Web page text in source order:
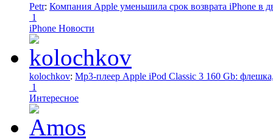
Petr: Компания Apple уменьшила срок возврата iPhone в
1
iPhone Новости
kolochkov: Mp3-плеер Apple iPod Classic 3 160 Gb:
1
Интересное